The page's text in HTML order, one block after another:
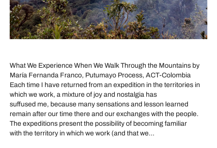
What We Experience When We Walk Through the Mountains by
María Fernanda Franco, Putumayo Process, ACT-Colombia
Each time I have returned from an expedition in the territories in
which we work, a mixture of joy and nostalgia has
suffused me, because many sensations and lesson learned
remain after our time there and our exchanges with the people.
The expeditions present the possibility of becoming familiar
with the territory in which we work (and that we…